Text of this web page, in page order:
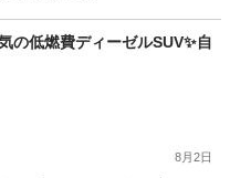
の低燃費ディーゼルSUV✨自
8月2日